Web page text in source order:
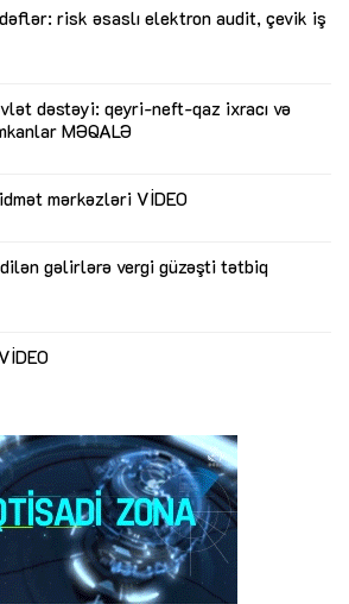
risk əsaslı elektron audit, çevik iş
dəstəyi: qeyri-neft-qaz ixracı və
MƏQALƏ
mərkəzləri VİDEO
gəlirlərə vergi güzəşti tətbiq